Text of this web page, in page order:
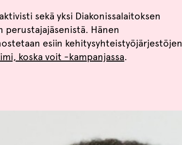
sekä yksi Diakonissalaitoksen
perustajajäsenistä. Hänen
esiin kehitysyhteistyöjärjestöjen
koska voit -kampanjassa.